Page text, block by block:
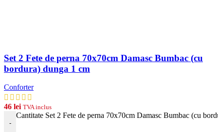
Set 2 Fete de perna 70x70cm Damasc Bumbac (cu
bordura) dunga 1 cm
Conforter
46 lei TVA inclus
-
Cantitate Set 2 Fete de perna 70x70cm Damasc Bumbac (cu